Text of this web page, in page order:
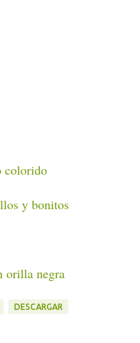
colorido
y bonitos
orilla negra
DESCARGAR